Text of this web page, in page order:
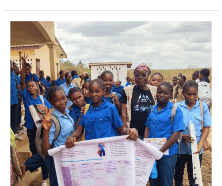
Fondations
–
Novembre
2025